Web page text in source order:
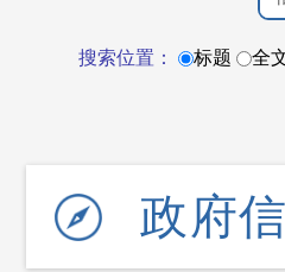
搜索位置： 标题 全
政